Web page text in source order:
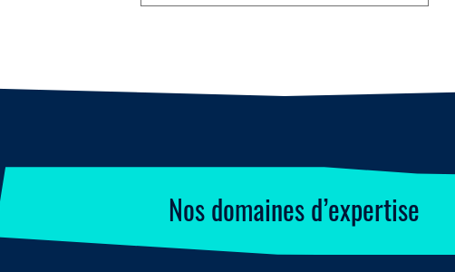
Nos domainesd’expertise